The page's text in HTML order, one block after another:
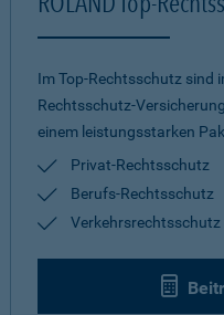
Im Top-Rechtsschutz sind
Rechtsschutz-
einem leistungsstarken
Privat-Rechtsschutz
Berufs-Rechtsschutz
Verkehrsrechtsschutz